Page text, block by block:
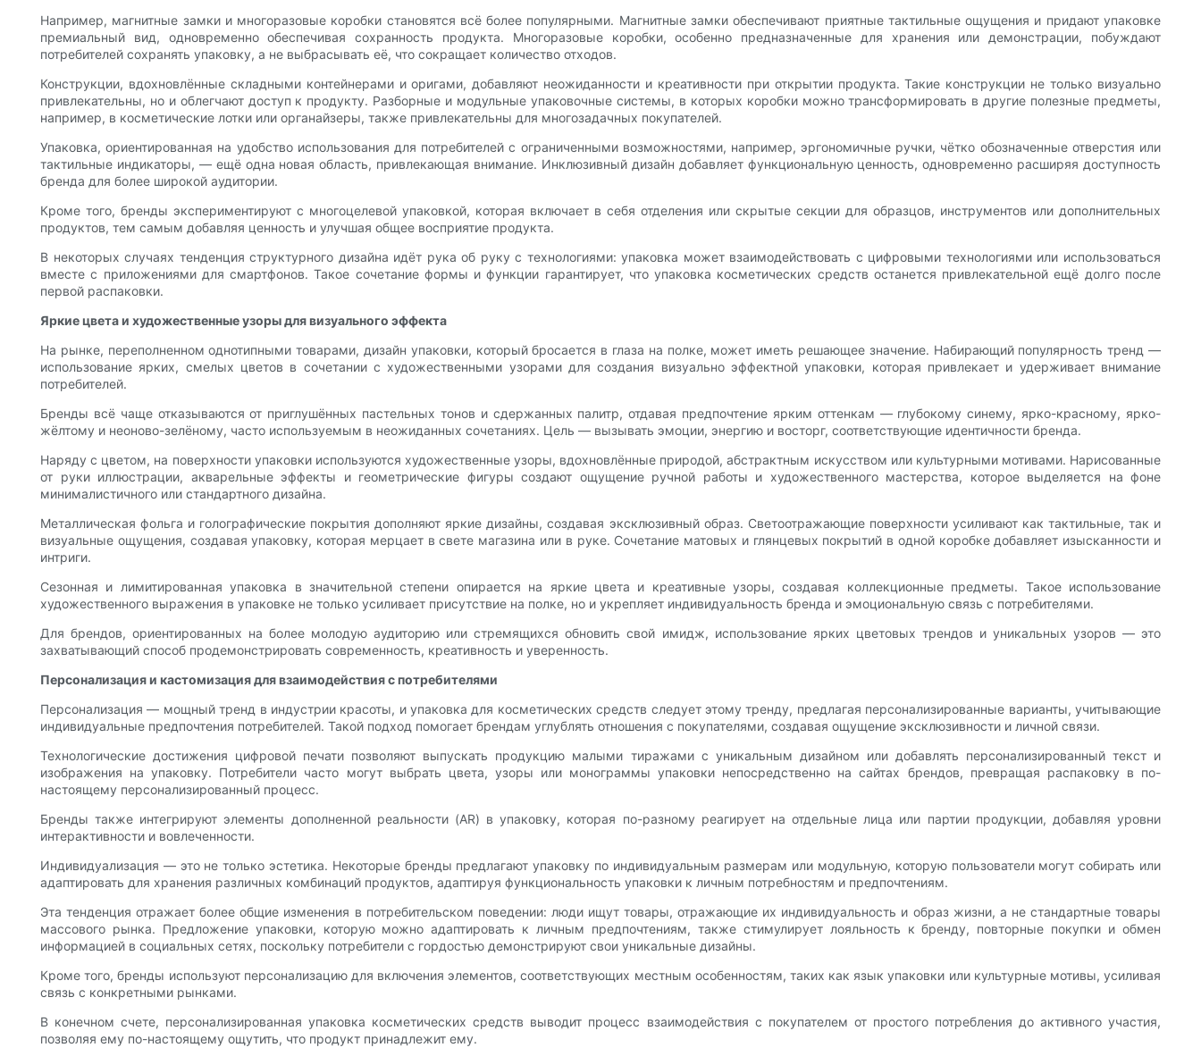
Например, магнитные замки и многоразовые коробки становятся всё более популярными. Магнитные замки обеспечивают приятные тактильные ощущения и придают упаковке
премиальный вид, одновременно обеспечивая сохранность продукта. Многоразовые коробки, особенно предназначенные для хранения или демонстрации, побуждают
потребителей сохранять упаковку, а не выбрасывать её, что сокращает количество отходов.
Конструкции, вдохновлённые складными контейнерами и оригами, добавляют неожиданности и креативности при открытии продукта. Такие конструкции не только визуально
привлекательны, но и облегчают доступ к продукту. Разборные и модульные упаковочные системы, в которых коробки можно трансформировать в другие полезные предметы,
например, в косметические лотки или органайзеры, также привлекательны для многозадачных покупателей.
Упаковка, ориентированная на удобство использования для потребителей с ограниченными возможностями, например, эргономичные ручки, чётко обозначенные отверстия или
тактильные индикаторы, — ещё одна новая область, привлекающая внимание. Инклюзивный дизайн добавляет функциональную ценность, одновременно расширяя доступность
бренда для более широкой аудитории.
Кроме того, бренды экспериментируют с многоцелевой упаковкой, которая включает в себя отделения или скрытые секции для образцов, инструментов или дополнительных
продуктов, тем самым добавляя ценность и улучшая общее восприятие продукта.
В некоторых случаях тенденция структурного дизайна идёт рука об руку с технологиями: упаковка может взаимодействовать с цифровыми технологиями или использоваться
вместе с приложениями для смартфонов. Такое сочетание формы и функции гарантирует, что упаковка косметических средств останется привлекательной ещё долго после
первой распаковки.
Яркие цвета и художественные узоры для визуального эффекта
На рынке, переполненном однотипными товарами, дизайн упаковки, который бросается в глаза на полке, может иметь решающее значение. Набирающий популярность тренд —
использование ярких, смелых цветов в сочетании с художественными узорами для создания визуально эффектной упаковки, которая привлекает и удерживает внимание
потребителей.
Бренды всё чаще отказываются от приглушённых пастельных тонов и сдержанных палитр, отдавая предпочтение ярким оттенкам — глубокому синему, ярко-красному, ярко-
жёлтому и неоново-зелёному, часто используемым в неожиданных сочетаниях. Цель — вызывать эмоции, энергию и восторг, соответствующие идентичности бренда.
Наряду с цветом, на поверхности упаковки используются художественные узоры, вдохновлённые природой, абстрактным искусством или культурными мотивами. Нарисованные
от руки иллюстрации, акварельные эффекты и геометрические фигуры создают ощущение ручной работы и художественного мастерства, которое выделяется на фоне
минималистичного или стандартного дизайна.
Металлическая фольга и голографические покрытия дополняют яркие дизайны, создавая эксклюзивный образ. Светоотражающие поверхности усиливают как тактильные, так и
визуальные ощущения, создавая упаковку, которая мерцает в свете магазина или в руке. Сочетание матовых и глянцевых покрытий в одной коробке добавляет изысканности и
интриги.
Сезонная и лимитированная упаковка в значительной степени опирается на яркие цвета и креативные узоры, создавая коллекционные предметы. Такое использование
художественного выражения в упаковке не только усиливает присутствие на полке, но и укрепляет индивидуальность бренда и эмоциональную связь с потребителями.
Для брендов, ориентированных на более молодую аудиторию или стремящихся обновить свой имидж, использование ярких цветовых трендов и уникальных узоров — это
захватывающий способ продемонстрировать современность, креативность и уверенность.
Персонализация и кастомизация для взаимодействия с потребителями
Персонализация — мощный тренд в индустрии красоты, и упаковка для косметических средств следует этому тренду, предлагая персонализированные варианты, учитывающие
индивидуальные предпочтения потребителей. Такой подход помогает брендам углублять отношения с покупателями, создавая ощущение эксклюзивности и личной связи.
Технологические достижения цифровой печати позволяют выпускать продукцию малыми тиражами с уникальным дизайном или добавлять персонализированный текст и
изображения на упаковку. Потребители часто могут выбрать цвета, узоры или монограммы упаковки непосредственно на сайтах брендов, превращая распаковку в по-
настоящему персонализированный процесс.
Бренды также интегрируют элементы дополненной реальности (AR) в упаковку, которая по-разному реагирует на отдельные лица или партии продукции, добавляя уровни
интерактивности и вовлеченности.
Индивидуализация — это не только эстетика. Некоторые бренды предлагают упаковку по индивидуальным размерам или модульную, которую пользователи могут собирать или
адаптировать для хранения различных комбинаций продуктов, адаптируя функциональность упаковки к личным потребностям и предпочтениям.
Эта тенденция отражает более общие изменения в потребительском поведении: люди ищут товары, отражающие их индивидуальность и образ жизни, а не стандартные товары
массового рынка. Предложение упаковки, которую можно адаптировать к личным предпочтениям, также стимулирует лояльность к бренду, повторные покупки и обмен
информацией в социальных сетях, поскольку потребители с гордостью демонстрируют свои уникальные дизайны.
Кроме того, бренды используют персонализацию для включения элементов, соответствующих местным особенностям, таких как язык упаковки или культурные мотивы, усиливая
связь с конкретными рынками.
В конечном счете, персонализированная упаковка косметических средств выводит процесс взаимодействия с покупателем от простого потребления до активного участия,
позволяя ему по-настоящему ощутить, что продукт принадлежит ему.